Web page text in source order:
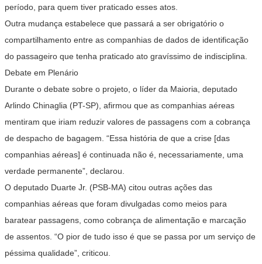
período, para quem tiver praticado esses atos.
Outra mudança estabelece que passará a ser obrigatório o
compartilhamento entre as companhias de dados de identificação
do passageiro que tenha praticado ato gravíssimo de indisciplina.
Debate em Plenário
Durante o debate sobre o projeto, o líder da Maioria, deputado
Arlindo Chinaglia (PT-SP), afirmou que as companhias aéreas
mentiram que iriam reduzir valores de passagens com a cobrança
de despacho de bagagem. “Essa história de que a crise [das
companhias aéreas] é continuada não é, necessariamente, uma
verdade permanente”, declarou.
O deputado Duarte Jr. (PSB-MA) citou outras ações das
companhias aéreas que foram divulgadas como meios para
baratear passagens, como cobrança de alimentação e marcação
de assentos. “O pior de tudo isso é que se passa por um serviço de
péssima qualidade”, criticou.